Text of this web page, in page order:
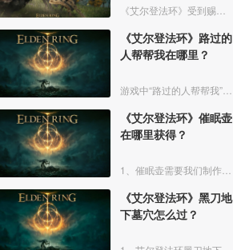
《艾尔登法环》路过的
人帮帮我在哪里？
《艾尔登法环》催眠壶
在哪里获得？
《艾尔登法环》黑刀地
下墓穴怎么过？